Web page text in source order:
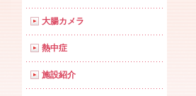
大腸カメラ
熱中症
施設紹介